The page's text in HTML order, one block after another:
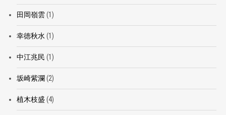
田岡嶺雲(1)
幸徳秋水 (1)
中江兆民 (1)
坂崎紫瀾 (2)
植木枝盛 (4)